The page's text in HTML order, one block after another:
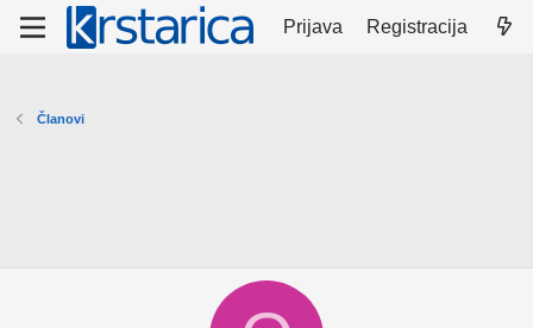
Prijava Registracija
Članovi